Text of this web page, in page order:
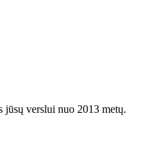
jūsų verslui nuo 2013 metų.